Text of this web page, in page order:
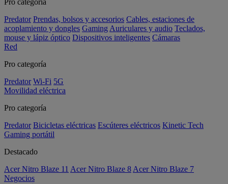
Pro categoría
Predator Prendas, bolsos y accesorios Cables, estaciones de
acoplamiento y dongles Gaming Auriculares y audio Teclados,
mouse y lápiz óptico Dispositivos inteligentes Cámaras
Red
Pro categoría
Predator Wi-Fi 5G
Movilidad eléctrica
Pro categoría
Predator Bicicletas eléctricas Escúteres eléctricos Kinetic Tech
Gaming portátil
Destacado
Acer Nitro Blaze 11 Acer Nitro Blaze 8 Acer Nitro Blaze 7
Negocios